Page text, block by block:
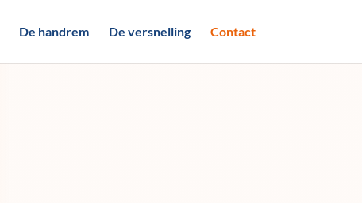
De handrem De versnelling Contact